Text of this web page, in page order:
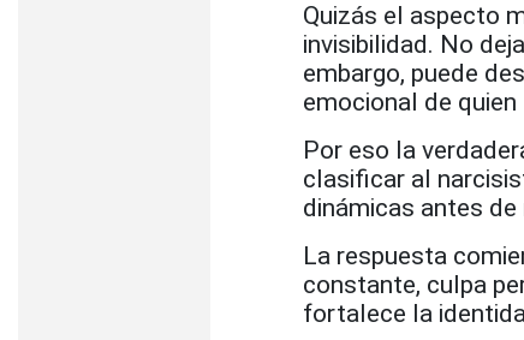
Quizás el aspecto
invisibilidad. No
embargo, puede
emocional de quien
Por eso la
clasificar al
dinámicas antes
La respuesta
constante, culpa
fortalece la